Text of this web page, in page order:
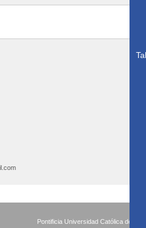
Pontificia Universidad Católica de